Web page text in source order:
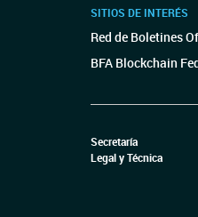
SITIOS DE INTERÉS
Red de Boletines
BFA Blockchain
Secretaría
Legal y Técnica